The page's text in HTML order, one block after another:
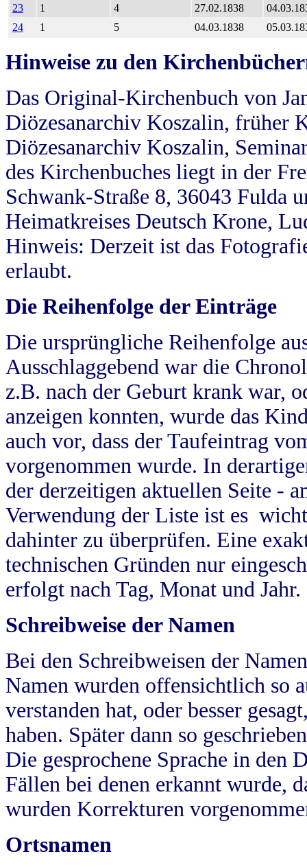
23
1 4 27.02.1838
24
1 5 04.03.1838
Hinweise zu den
Das Original-Kirchenbuch von
Diözesanarchiv Koszalin, früher
Diözesanarchiv Koszalin,
des Kirchenbuches liegt in der
Schwank-Straße 8, 36043 Fulda
Heimatkreises Deutsch Krone,
Hinweis: Derzeit ist das
erlaubt.
Die Reihenfolge der Einträge
Die ursprüngliche Reihenfolge
Ausschlaggebend war die
z.B. nach der Geburt krank war,
anzeigen konnten, wurde das
auch vor, dass der Taufeintrag
vorgenommen wurde. In
der derzeitigen aktuellen Seite -
Verwendung der Liste ist es
dahinter zu überprüfen. Eine
technischen Gründen nur
erfolgt nach Tag, Monat und Jahr.
Schreibweise der Namen
Bei den Schreibweisen der
Namen wurden offensichtlich so
verstanden hat, oder besser
haben. Später dann so
Die gesprochene Sprache in
Fällen bei denen erkannt wurde,
wurden Korrekturen
Ortsnamen